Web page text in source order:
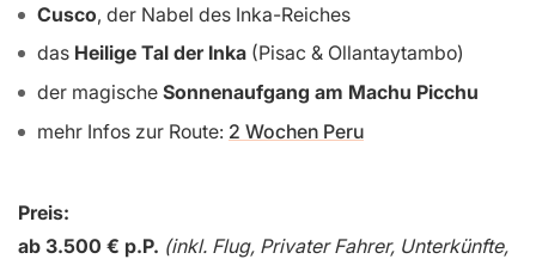
Cusco, der Nabel des Inka-Reiches
das Heilige Tal der Inka (Pisac & Ollantaytambo)
der magische Sonnenaufgang am Machu Picchu
mehr Infos zur Route: 2 Wochen Peru
Preis:
ab 3.500 € p.P. (inkl. Flug, Privater Fahrer, Unterkünfte,